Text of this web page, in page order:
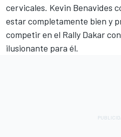
cervicales. Kevin Benavides
estar completamente bien y
competir en el Rally Dakar
ilusionante para él.